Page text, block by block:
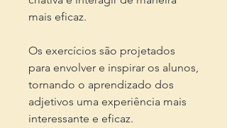
mais eficaz.
Os exercícios são projetados
para envolver e inspirar os alunos,
tornando o aprendizado dos
adjetivos uma experiência mais
interessante e eficaz.